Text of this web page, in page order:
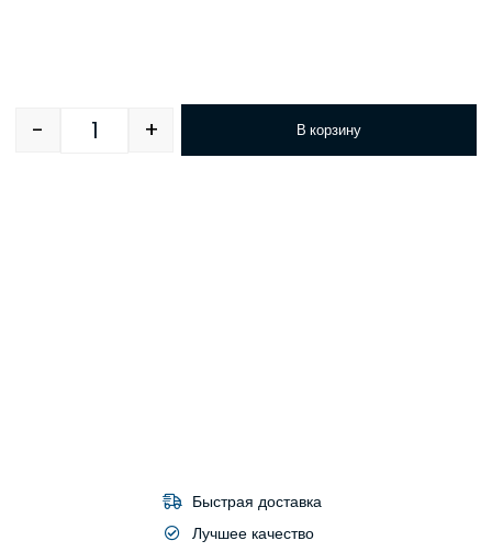
Quantity
- + В корзину
Быстрая доставка
Лучшее качество